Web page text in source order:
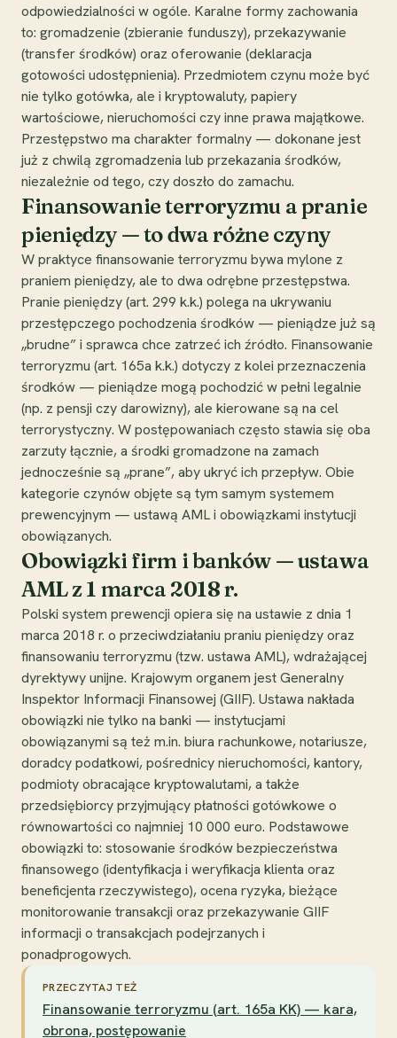
odpowiedzialności w ogóle. Karalne formy zachowania
to: gromadzenie (zbieranie funduszy), przekazywanie
(transfer środków) oraz oferowanie (deklaracja
gotowości udostępnienia). Przedmiotem czynu może być
nie tylko gotówka, ale i kryptowaluty, papiery
wartościowe, nieruchomości czy inne prawa majątkowe.
Przestępstwo ma charakter formalny — dokonane jest
już z chwilą zgromadzenia lub przekazania środków,
niezależnie od tego, czy doszło do zamachu.
Finansowanie terroryzmu a pranie
pieniędzy — to dwa różne czyny
W praktyce finansowanie terroryzmu bywa mylone z
praniem pieniędzy, ale to dwa odrębne przestępstwa.
Pranie pieniędzy (art. 299 k.k.) polega na ukrywaniu
przestępczego pochodzenia środków — pieniądze już są
„brudne” i sprawca chce zatrzeć ich źródło. Finansowanie
terroryzmu (art. 165a k.k.) dotyczy z kolei przeznaczenia
środków — pieniądze mogą pochodzić w pełni legalnie
(np. z pensji czy darowizny), ale kierowane są na cel
terrorystyczny. W postępowaniach często stawia się oba
zarzuty łącznie, a środki gromadzone na zamach
jednocześnie są „prane”, aby ukryć ich przepływ. Obie
kategorie czynów objęte są tym samym systemem
prewencyjnym — ustawą AML i obowiązkami instytucji
obowiązanych.
Obowiązki firm i banków — ustawa
AML z 1 marca 2018 r.
Polski system prewencji opiera się na ustawie z dnia 1
marca 2018 r. o przeciwdziałaniu praniu pieniędzy oraz
finansowaniu terroryzmu (tzw. ustawa AML), wdrażającej
dyrektywy unijne. Krajowym organem jest Generalny
Inspektor Informacji Finansowej (GIIF). Ustawa nakłada
obowiązki nie tylko na banki — instytucjami
obowiązanymi są też m.in. biura rachunkowe, notariusze,
doradcy podatkowi, pośrednicy nieruchomości, kantory,
podmioty obracające kryptowalutami, a także
przedsiębiorcy przyjmujący płatności gotówkowe o
równowartości co najmniej 10 000 euro. Podstawowe
obowiązki to: stosowanie środków bezpieczeństwa
finansowego (identyfikacja i weryfikacja klienta oraz
beneficjenta rzeczywistego), ocena ryzyka, bieżące
monitorowanie transakcji oraz przekazywanie GIIF
informacji o transakcjach podejrzanych i
ponadprogowych.
PRZECZYTAJ TEŻ
Finansowanie terroryzmu (art. 165a KK) — kara,
obrona, postępowanie